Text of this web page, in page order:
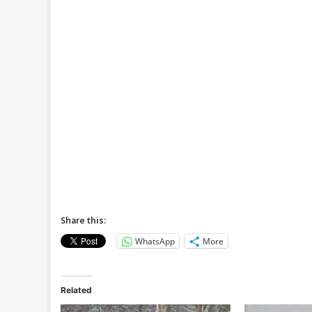
Share this:
WhatsApp
More
Related